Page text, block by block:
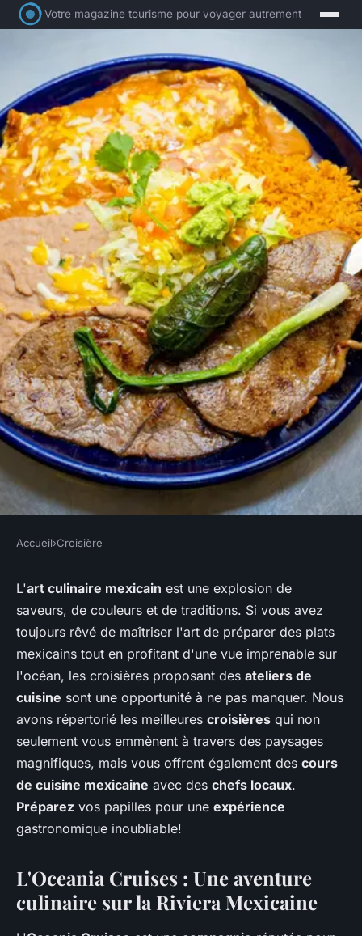
Votre magazine tourisme pour voyager autrement
Quelles croisières offrent des
ateliers de cuisine mexicaine
avec des chefs locaux?
Owen•9 juin 2024•5 min de lecture
Accueil›Croisière
L'art culinaire mexicain est une explosion de
saveurs, de couleurs et de traditions. Si vous avez
toujours rêvé de maîtriser l'art de préparer des plats
mexicains tout en profitant d'une vue imprenable sur
l'océan, les croisières proposant des ateliers de
cuisine sont une opportunité à ne pas manquer. Nous
avons répertorié les meilleures croisières qui non
seulement vous emmènent à travers des paysages
magnifiques, mais vous offrent également des cours
de cuisine mexicaine avec des chefs locaux.
Préparez vos papilles pour une expérience
gastronomique inoubliable!
L'Oceania Cruises : Une aventure
culinaire sur la Riviera Mexicaine